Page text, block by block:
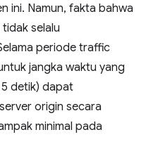
ini. Namun, fakta bahwa
selalu
periode traffic
jangka waktu yang
detik) dapat
origin secara
minimal pada